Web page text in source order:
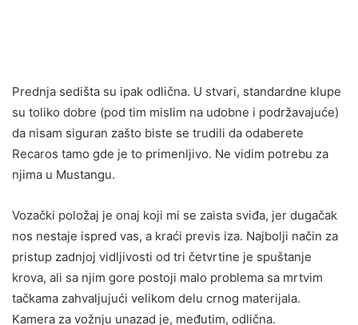
Prednja sedišta su ipak odlična. U stvari, standardne klupe
su toliko dobre (pod tim mislim na udobne i podržavajuće)
da nisam siguran zašto biste se trudili da odaberete
Recaros tamo gde je to primenljivo. Ne vidim potrebu za
njima u Mustangu.
Vozački položaj je onaj koji mi se zaista sviđa, jer dugačak
nos nestaje ispred vas, a kraći previs iza. Najbolji način za
pristup zadnjoj vidljivosti od tri četvrtine je spuštanje
krova, ali sa njim gore postoji malo problema sa mrtvim
tačkama zahvaljujući velikom delu crnog materijala.
Kamera za vožnju unazad je, međutim, odlična.